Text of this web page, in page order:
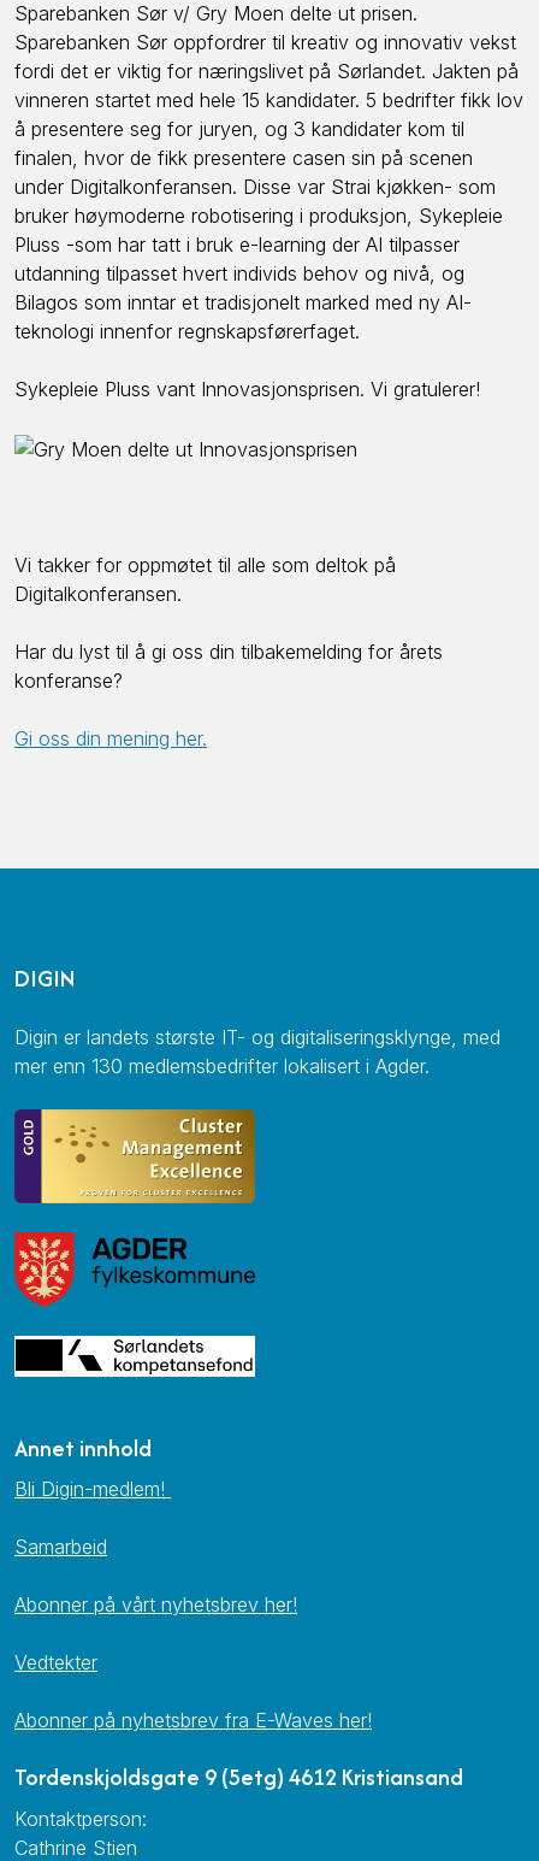
Sparebanken Sør v/ Gry Moen delte ut prisen.
Sparebanken Sør oppfordrer til kreativ og innovativ vekst
fordi det er viktig for næringslivet på Sørlandet. Jakten på
vinneren startet med hele 15 kandidater. 5 bedrifter fikk lov
å presentere seg for juryen, og 3 kandidater kom til
finalen, hvor de fikk presentere casen sin på scenen
under Digitalkonferansen. Disse var Strai kjøkken- som
bruker høymoderne robotisering i produksjon, Sykepleie
Pluss -som har tatt i bruk e-learning der AI tilpasser
utdanning tilpasset hvert individs behov og nivå, og
Bilagos som inntar et tradisjonelt marked med ny AI-
teknologi innenfor regnskapsførerfaget.
Sykepleie Pluss vant Innovasjonsprisen. Vi gratulerer!
Vi takker for oppmøtet til alle som deltok på
Digitalkonferansen.
Har du lyst til å gi oss din tilbakemelding for årets
konferanse?
Gi oss din mening her.
DIGIN
Digin er landets største IT- og digitaliseringsklynge, med
mer enn 130 medlemsbedrifter lokalisert i Agder.
Annet innhold
Bli Digin-medlem!
Samarbeid
Abonner på vårt nyhetsbrev her!
Vedtekter
Abonner på nyhetsbrev fra E-Waves her!
Tordenskjoldsgate 9 (5etg) 4612 Kristiansand
Kontaktperson:
Cathrine Stien